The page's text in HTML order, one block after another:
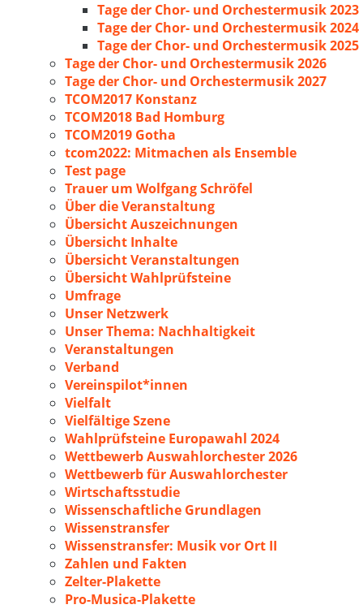
Tage der Chor- und Orchestermusik 2023
Tage der Chor- und Orchestermusik 2024
Tage der Chor- und Orchestermusik 2025
Tage der Chor- und Orchestermusik 2026
Tage der Chor- und Orchestermusik 2027
TCOM2017 Konstanz
TCOM2018 Bad Homburg
TCOM2019 Gotha
tcom2022: Mitmachen als Ensemble
Test page
Trauer um Wolfgang Schröfel
Über die Veranstaltung
Übersicht Auszeichnungen
Übersicht Inhalte
Übersicht Veranstaltungen
Übersicht Wahlprüfsteine
Umfrage
Unser Netzwerk
Unser Thema: Nachhaltigkeit
Veranstaltungen
Verband
Vereinspilot*innen
Vielfalt
Vielfältige Szene
Wahlprüfsteine Europawahl 2024
Wettbewerb Auswahlorchester 2026
Wettbewerb für Auswahlorchester
Wirtschaftsstudie
Wissenschaftliche Grundlagen
Wissenstransfer
Wissenstransfer: Musik vor Ort II
Zahlen und Fakten
Zelter-Plakette
Pro-Musica-Plakette